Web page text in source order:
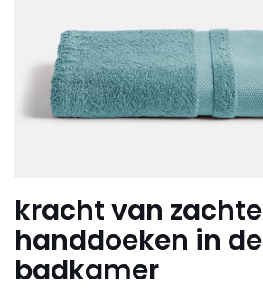
kracht van zachte
handdoeken in de
badkamer